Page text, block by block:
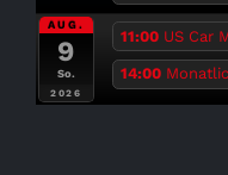
AUG.
9
So.
2026
11:00 US Car
14:00